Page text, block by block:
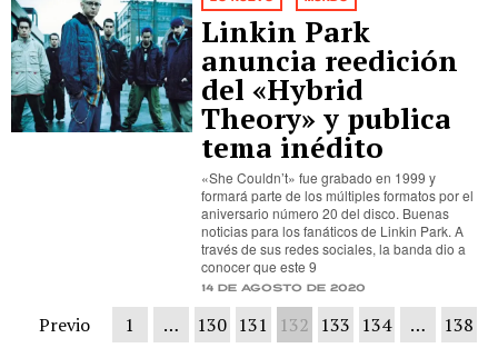
Linkin Park
anuncia reedición
del «Hybrid
Theory» y publica
tema inédito
«She Couldn’t» fue grabado en 1999 y
formará parte de los múltiples formatos por el
aniversario número 20 del disco. Buenas
noticias para los fanáticos de Linkin Park. A
través de sus redes sociales, la banda dio a
conocer que este 9
14 de agosto de 2020
Previo 1 … 130 131 132 133 134 …
138